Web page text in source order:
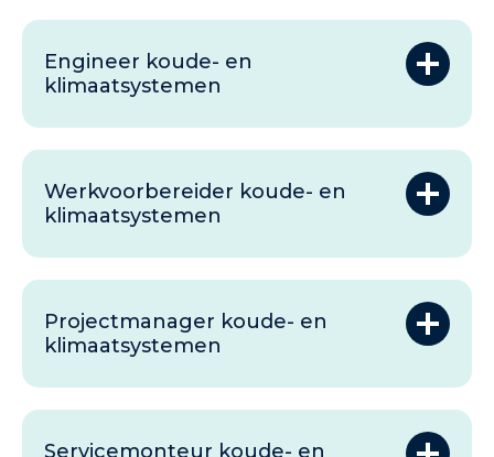
Engineer koude- en
klimaatsystemen
Werkvoorbereider koude- en
klimaatsystemen
Projectmanager koude- en
klimaatsystemen
Servicemonteur koude- en